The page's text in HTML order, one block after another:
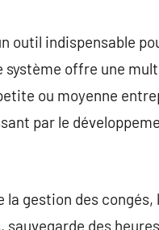
outil indispensable
système offre une
ou moyenne
par le
gestion des congés,
des